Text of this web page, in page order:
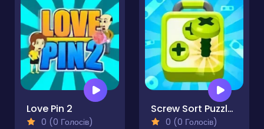
Love Pin 2
0 (0 Голосів)
Screw Sort Puzzle Pin Jam 3D
0 (0 Голосів)